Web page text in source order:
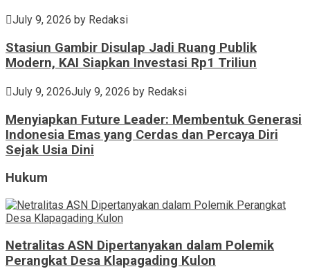
July 9, 2026 by Redaksi
Stasiun Gambir Disulap Jadi Ruang Publik
Modern, KAI Siapkan Investasi Rp1 Triliun
July 9, 2026July 9, 2026 by Redaksi
Menyiapkan Future Leader: Membentuk Generasi
Indonesia Emas yang Cerdas dan Percaya Diri
Sejak Usia Dini
Hukum
Netralitas ASN Dipertanyakan dalam Polemik
Perangkat Desa Klapagading Kulon